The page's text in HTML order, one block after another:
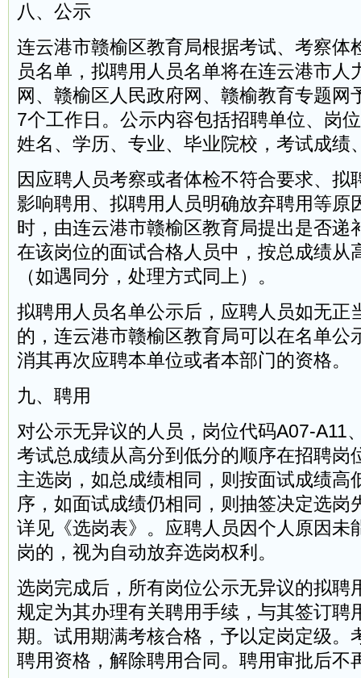
八、公示
连云港市赣榆区教育局根据考试、考察体
员名单，拟聘用人员名单将在连云港市人
网、赣榆区人民政府网、赣榆教育专题网
7个工作日。公示内容包括招聘单位、岗
姓名、学历、专业、毕业院校，考试成绩
因应聘人员考察或者体检不符合要求、拟
影响聘用、拟聘用人员明确放弃聘用等原
时，由连云港市赣榆区教育局提出是否递
在该岗位的面试合格人员中，按总成绩从
（如遇同分，处理方式同上）。
拟聘用人员名单公示后，应聘人员如无正
的，连云港市赣榆区教育局可以在名单公
消其再次应聘本单位或者本部门的资格。
九、聘用
对公示无异议的人员，岗位代码A07-A11
考试总成绩从高分到低分的顺序在招聘岗
主选岗，如总成绩相同，则按面试成绩高
序，如面试成绩仍相同，则抽签决定选岗
详见《选岗表》。应聘人员因个人原因未
岗的，视为自动放弃选岗权利。
选岗完成后，所有岗位公示无异议的拟聘
规定为其办理有关聘用手续，与其签订聘
期。试用期满考核合格，予以定岗定级。
聘用资格，解除聘用合同。聘用审批后不